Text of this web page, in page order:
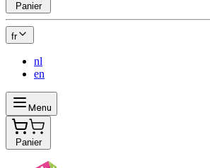
Panier
fr
nl
en
Menu
Panier